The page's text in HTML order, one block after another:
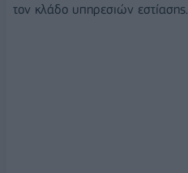
τον κλάδο υπηρεσιών εστίασης.